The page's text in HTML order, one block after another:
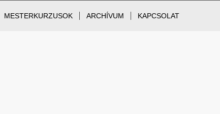
MESTERKURZUSOK ARCHÍVUM KAPCSOLAT